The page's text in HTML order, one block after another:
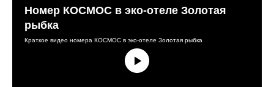
Номер КОСМОС в эко-отеле Золотая
рыбка
Краткое видео номера КОСМОС в эко-отеле Золотая рыбка